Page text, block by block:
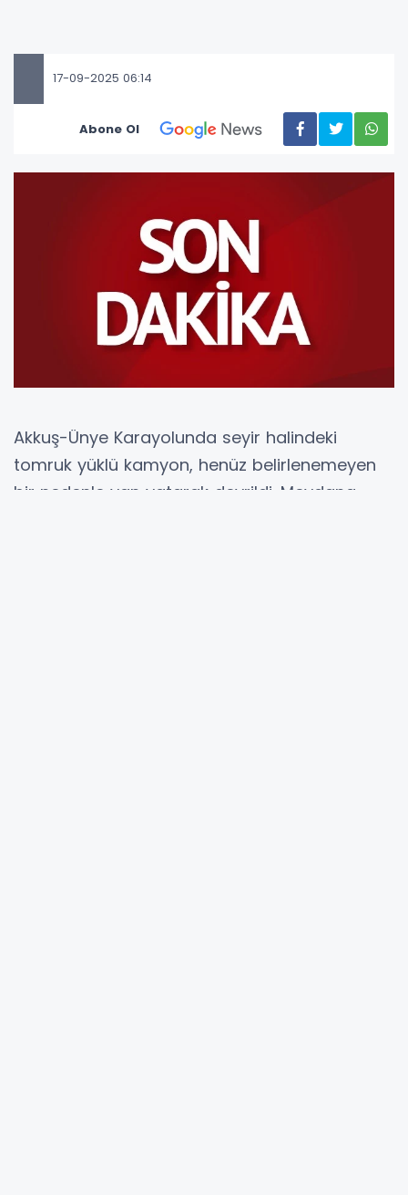
17-09-2025 06:14
Abone Ol
Akkuş-Ünye Karayolunda seyir halindeki
tomruk yüklü kamyon, henüz belirlenemeyen
bir nedenle yan yatarak devrildi. Meydana